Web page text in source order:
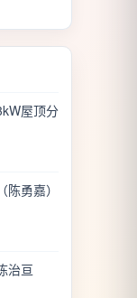
屋顶分
勇嘉）
治亘